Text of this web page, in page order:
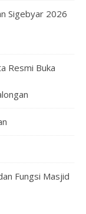
Sigebyar 2026
Resmi Buka
Fungsi Masjid